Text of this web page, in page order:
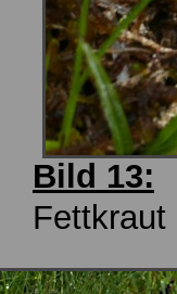
Bild 13: